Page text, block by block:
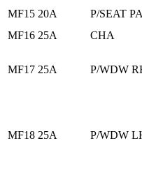
MF15 20A P/SEAT
MF16 25A CHA
MF17 25A P/WDW
MF18 25A P/WDW